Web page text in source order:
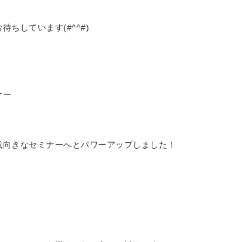
待ちしています(#^^#)
ー
きなセミナーへとパワーアップしました！